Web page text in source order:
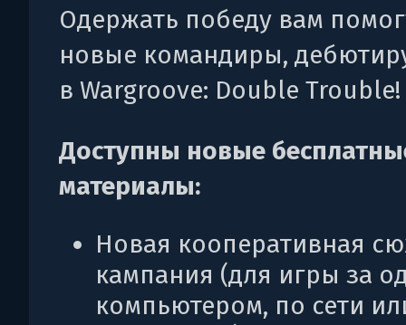
Одержать победу вам
новые командиры,
в Wargroove: Double Trouble!
Доступны новые
материалы:
Новая кооперативная
кампания (для игры за
компьютером, по сети